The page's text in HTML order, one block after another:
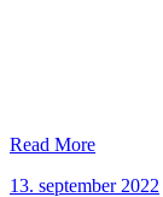
Read More
13. september 2022